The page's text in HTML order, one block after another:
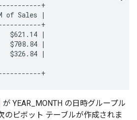
+
of Sales |
+
$621.14 |
$708.84 |
$326.84 |
が YEAR_MONTH の日時グループル
のピボット テーブルが作成されま